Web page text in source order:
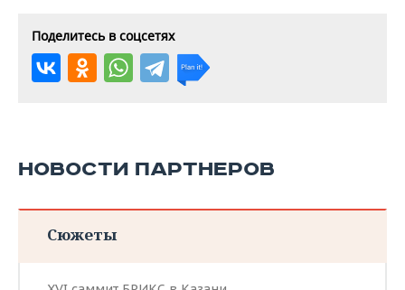
Поделитесь в соцсетях
НОВОСТИ ПАРТНЕРОВ
Сюжеты